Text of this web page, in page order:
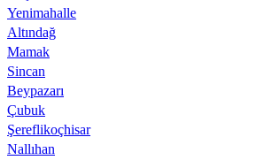
Yenimahalle
Altındağ
Mamak
Sincan
Beypazarı
Çubuk
Şereflikoçhisar
Nallıhan